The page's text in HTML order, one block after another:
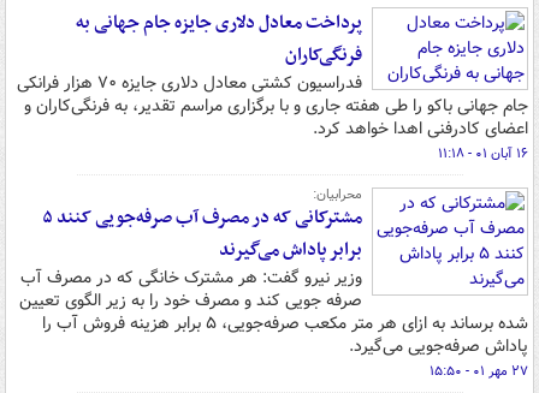
پرداخت معادل دلاری جایزه جام جهانی به
فرنگی‌کاران
فدراسیون کشتی معادل دلاری جایزه ۷۰ هزار فرانکی
جام جهانی باکو را طی هفته جاری و با برگزاری مراسم تقدیر، به فرنگی‌کاران و
اعضای کادرفنی اهدا خواهد کرد.
۱۶ آبان ۰۱ - ۱۱:۱۸
محرابیان:
مشترکانی که در مصرف آب صرفه‌جویی کنند ۵
برابر پاداش می‌گیرند
وزیر نیرو گفت: هر مشترک خانگی که در مصرف آب
صرفه جویی کند و مصرف خود را به زیر الگوی تعیین
شده برساند به ازای هر متر مکعب صرفه‌جویی، ۵ برابر هزینه فروش آب را
پاداش صرفه‌جویی می‌گیرد.
۲۷ مهر ۰۱ - ۱۵:۵۰